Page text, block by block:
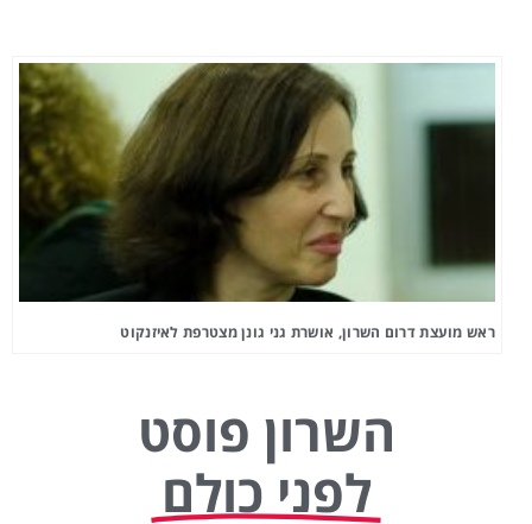
ראש מועצת דרום השרון, אושרת גני גונן מצטרפת לאיזנקוט
השרון פוסט
לפני כולם